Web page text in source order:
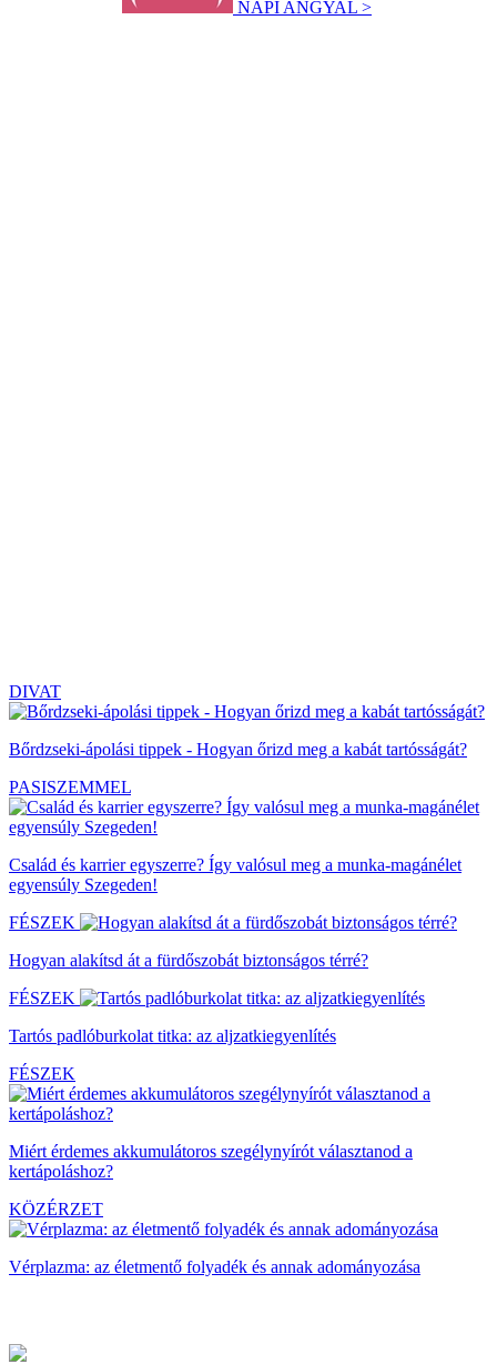
NAPI ANGYAL >
DIVAT
Bőrdzseki-ápolási tippek - Hogyan őrizd meg a kabát tartósságát?
PASISZEMMEL
Család és karrier egyszerre? Így valósul meg a munka-magánélet
egyensúly Szegeden!
FÉSZEK
Hogyan alakítsd át a fürdőszobát biztonságos térré?
FÉSZEK
Tartós padlóburkolat titka: az aljzatkiegyenlítés
FÉSZEK
Miért érdemes akkumulátoros szegélynyírót választanod a
kertápoláshoz?
KÖZÉRZET
Vérplazma: az életmentő folyadék és annak adományozása